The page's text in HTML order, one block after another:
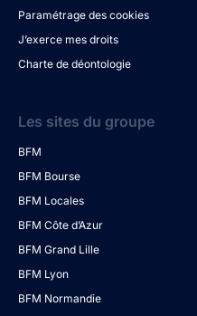
Paramétrage des cookies
J’exerce mes droits
Charte de déontologie
Les sites du groupe
BFM
BFM Bourse
BFM Locales
BFM Côte d’Azur
BFM Grand Lille
BFM Lyon
BFM Normandie